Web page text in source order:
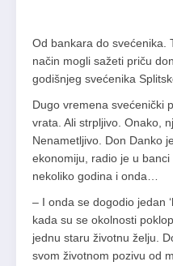
Od bankara do svećenika.
način mogli sažeti priču
godišnjeg svećenika
Dugo vremena svećenički
vrata. Ali strpljivo. Onako,
Nenametljivo. Don Danko
ekonomiju, radio je u
nekoliko godina i onda…
– I onda se dogodio jedan
kada su se okolnosti
jednu staru životnu želju.
svom životnom pozivu od